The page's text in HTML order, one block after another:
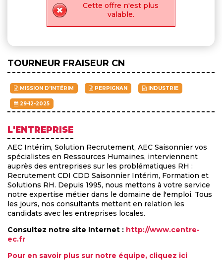
Cette offre n'est plus
valable.
TOURNEUR FRAISEUR CN
MISSION D'INTÉRIM PERPIGNAN INDUSTRIE
29-12-2025
L'ENTREPRISE
AEC Intérim, Solution Recrutement, AEC Saisonnier vos
spécialistes en Ressources Humaines, interviennent
auprès des entreprises sur les problématiques RH :
Recrutement CDI CDD Saisonnier Intérim, Formation et
Solutions RH. Depuis 1995, nous mettons à votre service
notre expertise métier dans le domaine de l'emploi. Tous
les jours, nos consultants mettent en relation les
candidats avec les entreprises locales.
Consultez notre site Internet : http://www.centre-
ec.fr
Pour en savoir plus sur notre équipe, cliquez ici